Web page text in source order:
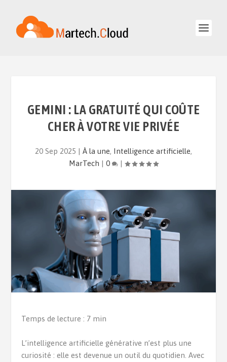
GEMINI : LA GRATUITÉ QUI COÛTE
CHER À VOTRE VIE PRIVÉE
20 Sep 2025 | À la une, Intelligence artificielle,
MarTech | 0 |
Temps de lecture : 7 min
L’intelligence artificielle générative n’est plus une
curiosité : elle est devenue un outil du quotidien. Avec